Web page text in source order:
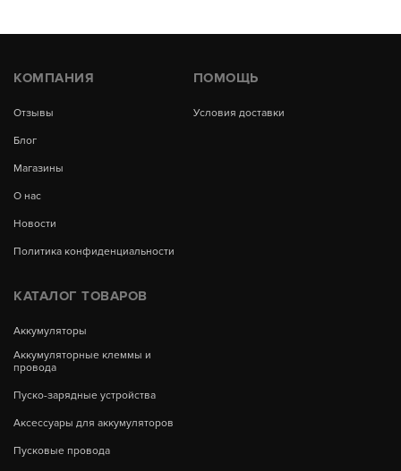
КОМПАНИЯ
Отзывы
Блог
Магазины
О нас
Новости
Политика конфиденциальности
ПОМОЩЬ
Условия доставки
КАТАЛОГ ТОВАРОВ
Аккумуляторы
Аккумуляторные клеммы и
провода
Пуско-зарядные устройства
Аксессуары для аккумуляторов
Пусковые провода